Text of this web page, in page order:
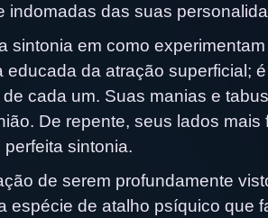
indomadas das suas
sintonia em como experimentam
da atração superficial;
cada um. Suas manias e tabus
De repente, seus lados mais
sintonia.
de serem profundamente
espécie de atalho psíquico que